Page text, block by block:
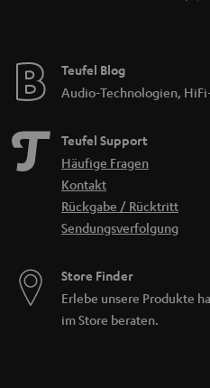
Teufel Blog
Audio-Technologien,
Teufel Support
Häufige Fragen
Kontakt
Rückgabe / Rücktritt
Sendungsverfolgung
Store Finder
Erlebe unsere Produkte
im Store beraten.